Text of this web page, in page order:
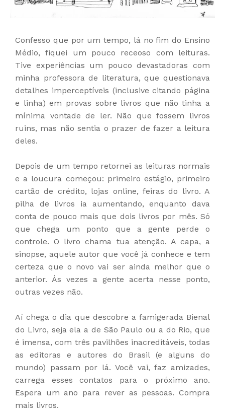
Confesso que por um tempo, lá no fim do Ensino
Médio, fiquei um pouco receoso com leituras.
Tive experiências um pouco devastadoras com
minha professora de literatura, que questionava
detalhes imperceptíveis (inclusive citando página
e linha) em provas sobre livros que não tinha a
mínima vontade de ler. Não que fossem livros
ruins, mas não sentia o prazer de fazer a leitura
deles.
Depois de um tempo retornei as leituras normais
e a loucura começou: primeiro estágio, primeiro
cartão de crédito, lojas online, feiras do livro. A
pilha de livros ia aumentando, enquanto dava
conta de pouco mais que dois livros por mês. Só
que chega um ponto que a gente perde o
controle. O livro chama tua atenção. A capa, a
sinopse, aquele autor que você já conhece e tem
certeza que o novo vai ser ainda melhor que o
anterior. Ás vezes a gente acerta nesse ponto,
outras vezes não.
Aí chega o dia que descobre a famigerada Bienal
do Livro, seja ela a de São Paulo ou a do Rio, que
é imensa, com três pavilhões inacreditáveis, todas
as editoras e autores do Brasil (e alguns do
mundo) passam por lá. Você vai, faz amizades,
carrega esses contatos para o próximo ano.
Espera um ano para rever as pessoas. Compra
mais livros.